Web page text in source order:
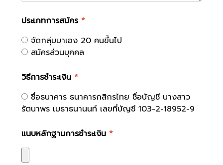
ประเภทการสมัคร *
จัดกลุ่มมาเอง 20 คนขึ้นไป
สมัครส่วนบุคคล
วิธีการชำระเงิน *
ชื่อธนาคาร ธนาคารกสิกรไทย ชื่อบัญชี นางสาว
รัตนาพร เมธาธนานนท์ เลขที่บัญชี 103-2-18952-9
แนบหลักฐานการชำระเงิน *